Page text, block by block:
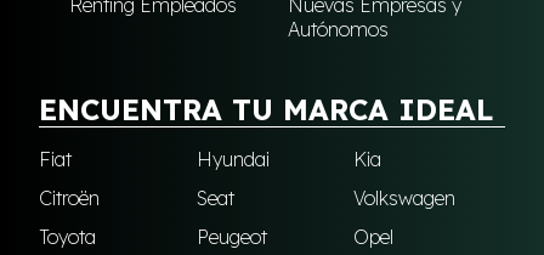
Autónomos
ENCUENTRA TU MARCA IDEAL
Fiat Hyundai
Kia
Citroën
Seat
Volkswagen
Toyota
Peugeot Opel